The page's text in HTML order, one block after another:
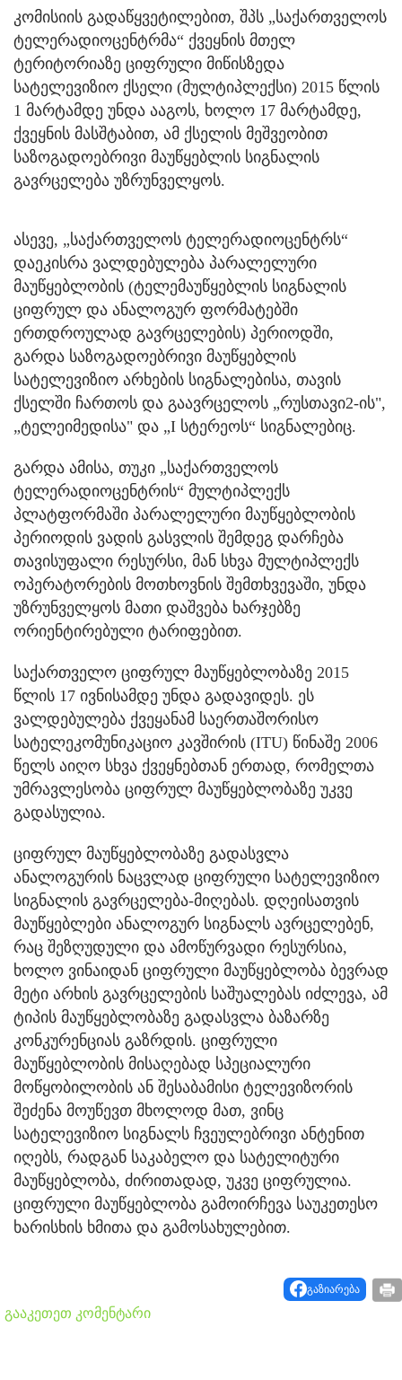
კომისიის გადაწყვეტილებით, შპს „საქართველოს
ტელერადიოცენტრმა“ ქვეყნის მთელ
ტერიტორიაზე ციფრული მიწისზედა
სატელევიზიო ქსელი (მულტიპლექსი) 2015 წლის
1 მარტამდე უნდა ააგოს, ხოლო 17 მარტამდე,
ქვეყნის მასშტაბით, ამ ქსელის მეშვეობით
საზოგადოებრივი მაუწყებლის სიგნალის
გავრცელება უზრუნველყოს.
ასევე, „საქართველოს ტელერადიოცენტრს“
დაეკისრა ვალდებულება პარალელური
მაუწყებლობის (ტელემაუწყებლის სიგნალის
ციფრულ და ანალოგურ ფორმატებში
ერთდროულად გავრცელების) პერიოდში,
გარდა საზოგადოებრივი მაუწყებლის
სატელევიზიო არხების სიგნალებისა, თავის
ქსელში ჩართოს და გაავრცელოს „რუსთავი2-ის",
„ტელეიმედისა" და „I სტერეოს“ სიგნალებიც.
გარდა ამისა, თუკი „საქართველოს
ტელერადიოცენტრის“ მულტიპლექს
პლატფორმაში პარალელური მაუწყებლობის
პერიოდის ვადის გასვლის შემდეგ დარჩება
თავისუფალი რესურსი, მან სხვა მულტიპლექს
ოპერატორების მოთხოვნის შემთხვევაში, უნდა
უზრუნველყოს მათი დაშვება ხარჯებზე
ორიენტირებული ტარიფებით.
საქართველო ციფრულ მაუწყებლობაზე 2015
წლის 17 ივნისამდე უნდა გადავიდეს. ეს
ვალდებულება ქვეყანამ საერთაშორისო
სატელეკომუნიკაციო კავშირის (ITU) წინაშე 2006
წელს აიღო სხვა ქვეყნებთან ერთად, რომელთა
უმრავლესობა ციფრულ მაუწყებლობაზე უკვე
გადასულია.
ციფრულ მაუწყებლობაზე გადასვლა
ანალოგურის ნაცვლად ციფრული სატელევიზიო
სიგნალის გავრცელება-მიღებას. დღეისათვის
მაუწყებლები ანალოგურ სიგნალს ავრცელებენ,
რაც შეზღუდული და ამოწურვადი რესურსია,
ხოლო ვინაიდან ციფრული მაუწყებლობა ბევრად
მეტი არხის გავრცელების საშუალებას იძლევა, ამ
ტიპის მაუწყებლობაზე გადასვლა ბაზარზე
კონკურენციას გაზრდის. ციფრული
მაუწყებლობის მისაღებად სპეციალური
მოწყობილობის ან შესაბამისი ტელევიზორის
შეძენა მოუწევთ მხოლოდ მათ, ვინც
სატელევიზიო სიგნალს ჩვეულებრივი ანტენით
იღებს, რადგან საკაბელო და სატელიტური
მაუწყებლობა, ძირითადად, უკვე ციფრულია.
ციფრული მაუწყებლობა გამოირჩევა საუკეთესო
ხარისხის ხმითა და გამოსახულებით.
გაზიარება
გააკეთეთ კომენტარი